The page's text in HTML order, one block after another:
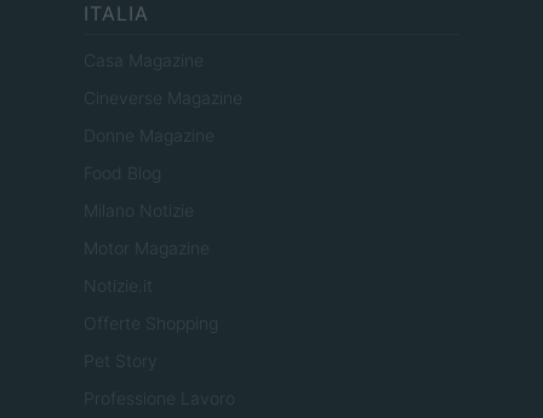
ITALIA
Casa Magazine
Cineverse Magazine
Donne Magazine
Food Blog
Milano Notizie
Motor Magazine
Notizie.it
Offerte Shopping
Pet Story
Professione Lavoro